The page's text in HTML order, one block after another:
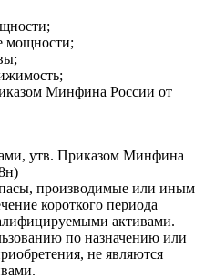
мощности;
Минфина России от
утв. Приказом Минфина
производимые или иным
короткого периода
активами.
по назначению или
не являются